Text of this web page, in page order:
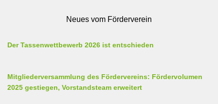
Neues vom Förderverein
Der Tassenwettbewerb 2026 ist entschieden
Mitgliederversammlung des Fördervereins: Fördervolumen
2025 gestiegen, Vorstandsteam erweitert